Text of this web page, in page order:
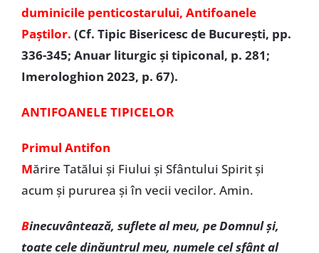
duminicile penticostarului, Antifoanele
Paștilor. (Cf. Tipic Bisericesc de București, pp.
336-345; Anuar liturgic și tipiconal, p. 281;
Imerologhion 2023, p. 67).
ANTIFOANELE TIPICELOR
Primul Antifon
Mărire Tatălui și Fiului și Sfântului Spirit și
acum și pururea și în vecii vecilor. Amin.
Binecuvântează, suflete al meu, pe Domnul și,
toate cele dinăuntrul meu, numele cel sfânt al